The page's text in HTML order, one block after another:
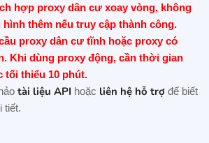
hợp proxy dân cư xoay vòng, không
hình thêm nếu truy cập thành công.
proxy dân cư tĩnh hoặc proxy có
Khi dùng proxy động, cần thời gian
tối thiểu 10 phút.
tài liệu API hoặc liên hệ hỗ trợ để biết
tiết.